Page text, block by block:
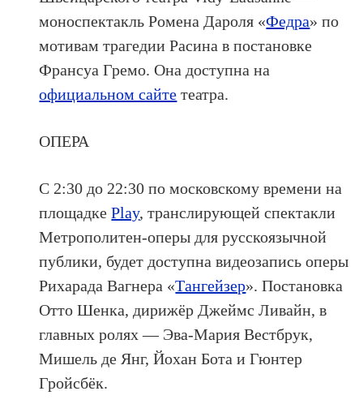
моноспектакль Ромена Дароля «Федра» по
мотивам трагедии Расина в постановке
Франсуа Гремо. Она доступна на
официальном сайте театра.
ОПЕРА
С 2:30 до 22:30 по московскому времени на
площадкеPlay, транслирующей спектакли
Метрополитен-оперы для русскоязычной
публики, будет доступна видеозапись оперы
Рихарада Вагнера «Тангейзер». Постановка
Отто Шенка, дирижёр Джеймс Ливайн, в
главных ролях — Эва-Мария Вестбрук,
Мишель де Янг, Йохан Бота и Гюнтер
Гройсбёк.